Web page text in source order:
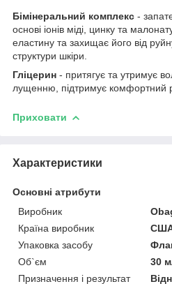
Бімінеральний комплекс -
основі іонів міді, цинку та
еластину та захищає його від
структури шкіри.
Гліцерин - притягує та утримує
лущенню, підтримує комфортний
Приховати
Характеристики
Основні атрибути
Виробник
Країна виробник
Упаковка засобу
Об`єм
30
Призначення і результат